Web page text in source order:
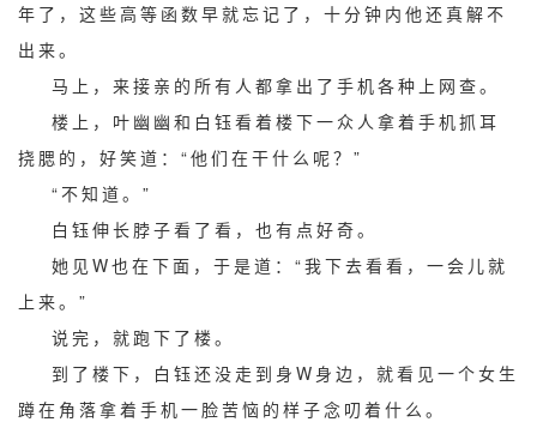
年了，这些高等函数早就忘记了，十分钟内他还真解不
出来。
马上，来接亲的所有人都拿出了手机各种上网查。
楼上，叶幽幽和白钰看着楼下一众人拿着手机抓耳
挠腮的，好笑道：“他们在干什么呢？”
“不知道。”
白钰伸长脖子看了看，也有点好奇。
她见W也在下面，于是道：“我下去看看，一会儿就
上来。”
说完，就跑下了楼。
到了楼下，白钰还没走到身W身边，就看见一个女生
蹲在角落拿着手机一脸苦恼的样子念叨着什么。